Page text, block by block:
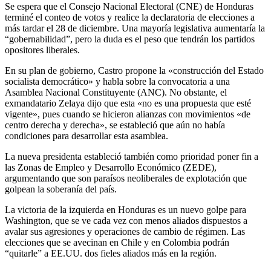
Se espera que el Consejo Nacional Electoral (CNE) de Honduras
terminé el conteo de votos y realice la declaratoria de elecciones a
más tardar el 28 de diciembre. Una mayoría legislativa aumentaría la
“gobernabilidad”, pero la duda es el peso que tendrán los partidos
opositores liberales.
En su plan de gobierno, Castro propone la «construcción del Estado
socialista democrático» y habla sobre la convocatoria a una
Asamblea Nacional Constituyente (ANC). No obstante, el
exmandatario Zelaya dijo que esta «no es una propuesta que esté
vigente», pues cuando se hicieron alianzas con movimientos «de
centro derecha y derecha», se estableció que aún no había
condiciones para desarrollar esta asamblea.
La nueva presidenta estableció también como prioridad poner fin a
las Zonas de Empleo y Desarrollo Económico (ZEDE),
argumentando que son paraísos neoliberales de explotación que
golpean la soberanía del país.
La victoria de la izquierda en Honduras es un nuevo golpe para
Washington, que se ve cada vez con menos aliados dispuestos a
avalar sus agresiones y operaciones de cambio de régimen. Las
elecciones que se avecinan en Chile y en Colombia podrán
“quitarle” a EE.UU. dos fieles aliados más en la región.